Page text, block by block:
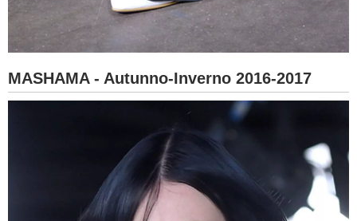
MASHAMA - Autunno-Inverno 2016-2017